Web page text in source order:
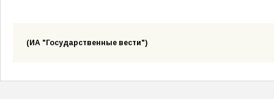
(ИА "Государственные вести")